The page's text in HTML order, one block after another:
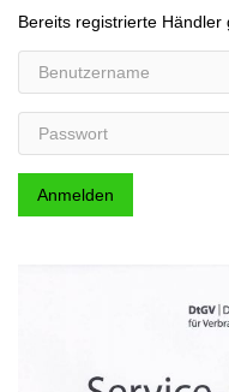
Bereits registrierte
Benutzername
Passwort
Anmelden